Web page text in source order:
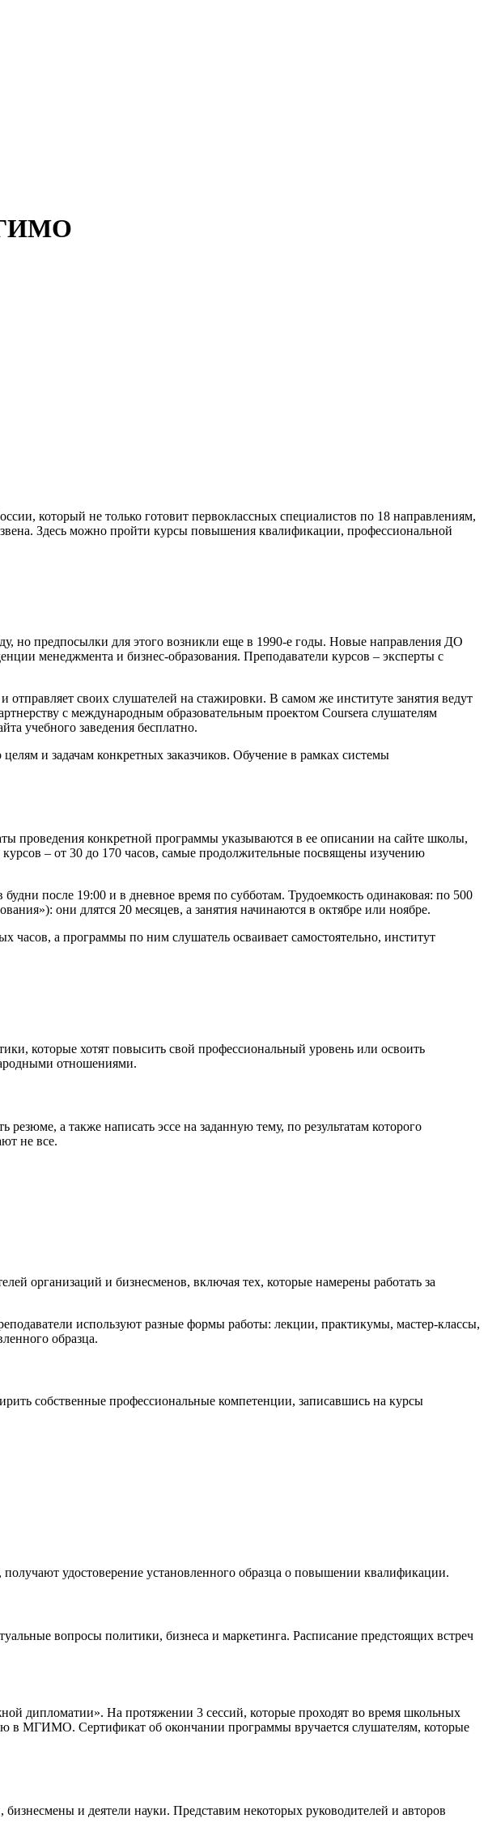
который не только готовит первоклассных специалистов по 18 направлениям,
Здесь можно пройти курсы повышения квалификации, профессиональной
предпосылки для этого возникли еще в 1990-е годы. Новые направления ДО
менеджмента и бизнес-образования. Преподаватели курсов – эксперты с
своих слушателей на стажировки. В самом же институте занятия ведут
с международным образовательным проектом Coursera слушателям
учебного заведения бесплатно.
и задачам конкретных заказчиков. Обучение в рамках системы
конкретной программы указываются в ее описании на сайте школы,
– от 30 до 170 часов, самые продолжительные посвящены изучению
после 19:00 и в дневное время по субботам. Трудоемкость одинаковая: по 500
они длятся 20 месяцев, а занятия начинаются в октябре или ноябре.
а программы по ним слушатель осваивает самостоятельно, институт
которые хотят повысить свой профессиональный уровень или освоить
отношениями.
а также написать эссе на заданную тему, по результатам которого
не все.
организаций и бизнесменов, включая тех, которые намерены работать за
используют разные формы работы: лекции, практикумы, мастер-классы,
образца.
собственные профессиональные компетенции, записавшись на курсы
удостоверение установленного образца о повышении квалификации.
вопросы политики, бизнеса и маркетинга. Расписание предстоящих встреч
дипломатии». На протяжении 3 сессий, которые проходят во время школьных
в МГИМО. Сертификат об окончании программы вручается слушателям, которые
и деятели науки. Представим некоторых руководителей и авторов